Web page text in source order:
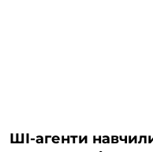
ШІ-агенти